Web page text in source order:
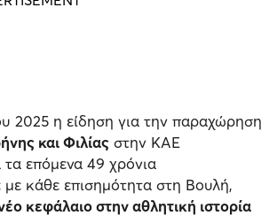
2025 η είδηση για την παραχώρηση
και Φιλίας στην ΚΑΕ
επόμενα 49 χρόνια
με κάθε επισημότητα στη Βουλή,
κεφάλαιο στην αθλητική ιστορία